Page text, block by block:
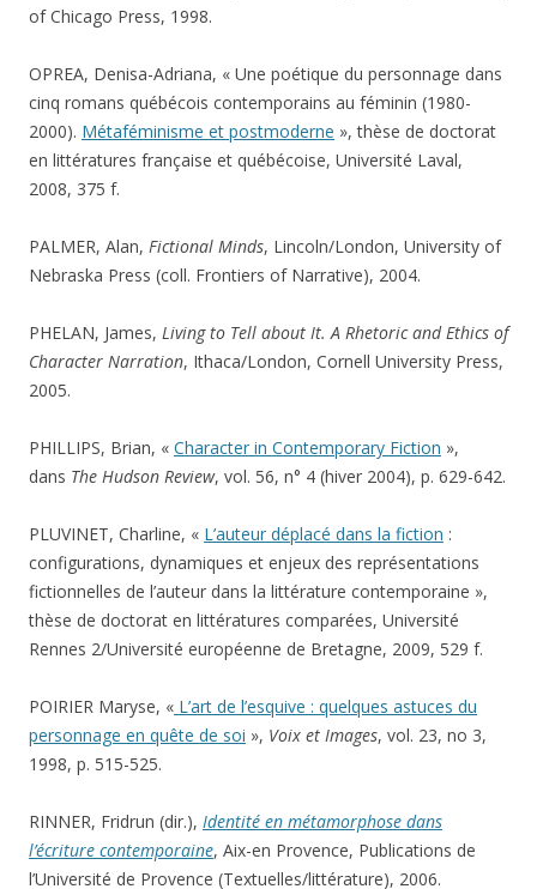
of Chicago Press, 1998.
OPREA, Denisa-Adriana, « Une poétique du personnage dans
cinq romans québécois contemporains au féminin (1980-
2000). Métaféminisme et postmoderne », thèse de doctorat
en littératures française et québécoise, Université Laval,
2008, 375 f.
PALMER, Alan, Fictional Minds, Lincoln/London, University of
Nebraska Press (coll. Frontiers of Narrative), 2004.
PHELAN, James, Living to Tell about It. A Rhetoric and Ethics of
Character Narration, Ithaca/London, Cornell University Press,
2005.
PHILLIPS, Brian, « Character in Contemporary Fiction »,
dans The Hudson Review, vol. 56, n° 4 (hiver 2004), p. 629-642.
PLUVINET, Charline, « L’auteur déplacé dans la fiction :
configurations, dynamiques et enjeux des représentations
fictionnelles de l’auteur dans la littérature contemporaine »,
thèse de doctorat en littératures comparées, Université
Rennes 2/Université européenne de Bretagne, 2009, 529 f.
POIRIER Maryse, « L’art de l’esquive : quelques astuces du
personnage en quête de soi », Voix et Images, vol. 23, no 3,
1998, p. 515-525.
RINNER, Fridrun (dir.), Identité en métamorphose dans
l’écriture contemporaine, Aix-en Provence, Publications de
l’Université de Provence (Textuelles/littérature), 2006.